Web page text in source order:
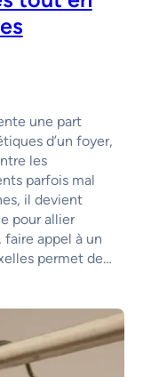
une part
d’un foyer,
les
parfois mal
il devient
pour allier
appel à un
permet de…